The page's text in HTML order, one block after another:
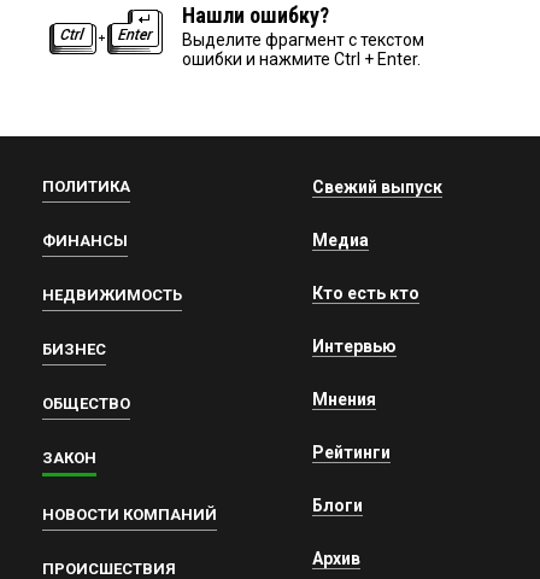
Нашли ошибку?
Выделите фрагмент с текстом
ошибки и нажмите Ctrl + Enter.
ПОЛИТИКА
ФИНАНСЫ
НЕДВИЖИМОСТЬ
БИЗНЕС
ОБЩЕСТВО
ЗАКОН
НОВОСТИ КОМПАНИЙ
ПРОИСШЕСТВИЯ
Свежий выпуск
Медиа
Кто есть кто
Интервью
Мнения
Рейтинги
Блоги
Архив